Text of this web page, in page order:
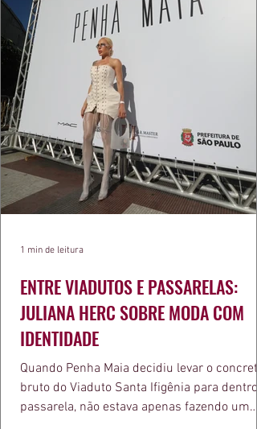
ENTRE VIADUTOS E PASSARELAS:
JULIANA HERC SOBRE MODA COM
IDENTIDADE
Quando Penha Maia decidiu levar o concreto
bruto do Viaduto Santa Ifigênia para dentro
passarela, não estava apenas fazendo um
1 min de leitura